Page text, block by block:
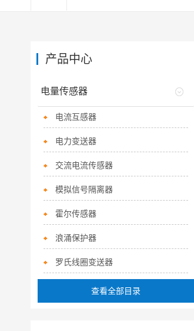
产品中心
电量传感器
电流互感器
电力变送器
交流电流传感器
模拟信号隔离器
霍尔传感器
浪涌保护器
罗氏线圈变送器
查看全部目录